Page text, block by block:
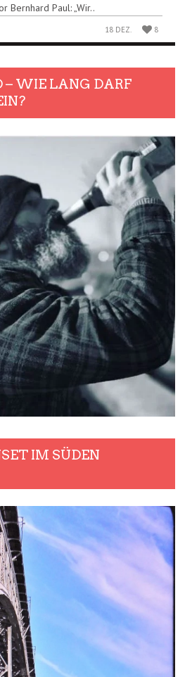
Bernhard Paul: „Wir..
18 DEZ. 8
– WIE LANG DARF
IM SÜDEN